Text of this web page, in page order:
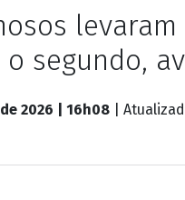
segundo,
2026 | 16h08 |